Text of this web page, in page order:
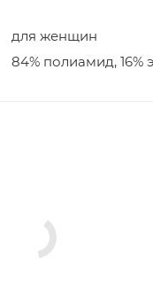
для женщин
84% полиамид, 16%